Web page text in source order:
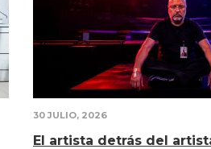
30 JULIO, 2026
El artista detrás del